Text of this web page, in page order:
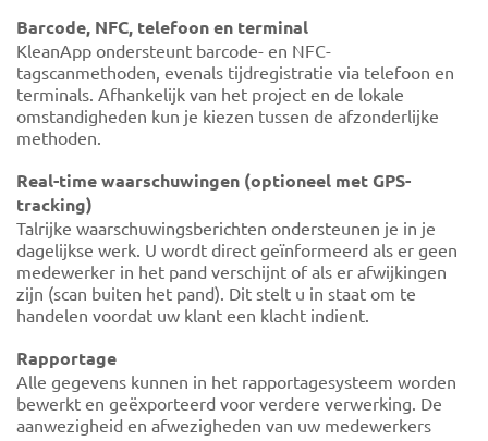
Barcode, NFC, telefoon en terminal
KleanApp ondersteunt barcode- en NFC-
tagscanmethoden, evenals tijdregistratie via telefoon en
terminals. Afhankelijk van het project en de lokale
omstandigheden kun je kiezen tussen de afzonderlijke
methoden.
Real-time waarschuwingen (optioneel met GPS-
tracking)
Talrijke waarschuwingsberichten ondersteunen je in je
dagelijkse werk. U wordt direct geïnformeerd als er geen
medewerker in het pand verschijnt of als er afwijkingen
zijn (scan buiten het pand). Dit stelt u in staat om te
handelen voordat uw klant een klacht indient.
Rapportage
Alle gegevens kunnen in het rapportagesysteem worden
bewerkt en geëxporteerd voor verdere verwerking. De
aanwezigheid en afwezigheden van uw medewerkers